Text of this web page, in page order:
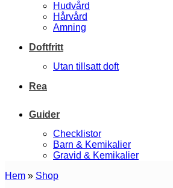
Hudvård
Hårvård
Amning
Doftfritt
Utan tillsatt doft
Rea
Guider
Checklistor
Barn & Kemikalier
Gravid & Kemikalier
Hem » Shop